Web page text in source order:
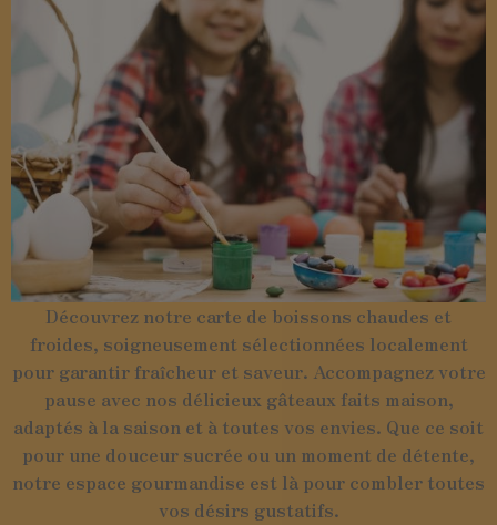
Découvrez notre carte de boissons chaudes et
froides, soigneusement sélectionnées localement
pour garantir fraîcheur et saveur. Accompagnez votre
pause avec nos délicieux gâteaux faits maison,
adaptés à la saison et à toutes vos envies. Que ce soit
pour une douceur sucrée ou un moment de détente,
notre espace gourmandise est là pour combler toutes
vos désirs gustatifs.